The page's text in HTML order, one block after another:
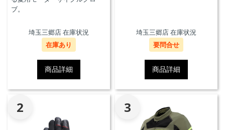
ブ。
埼玉三郷店 在庫状況
在庫あり
商品詳細
埼玉三郷店 在庫状況
要問合せ
商品詳細
2 3